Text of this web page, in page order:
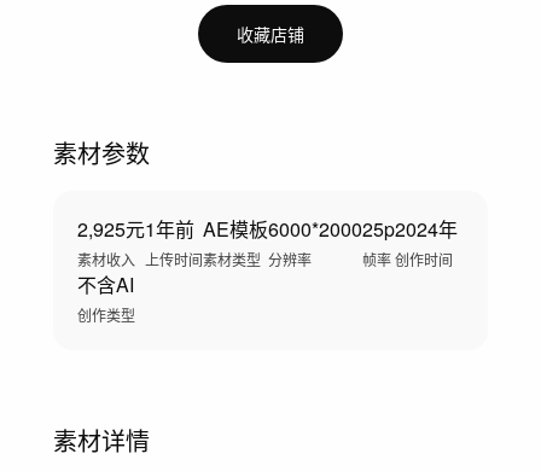
收藏店铺
素材参数
2,925元
素材收入
1年前
上传时间
AE模板
素材类型
6000*2000
分辨率
25p
帧率
2024年
创作时间
不含AI
创作类型
素材详情